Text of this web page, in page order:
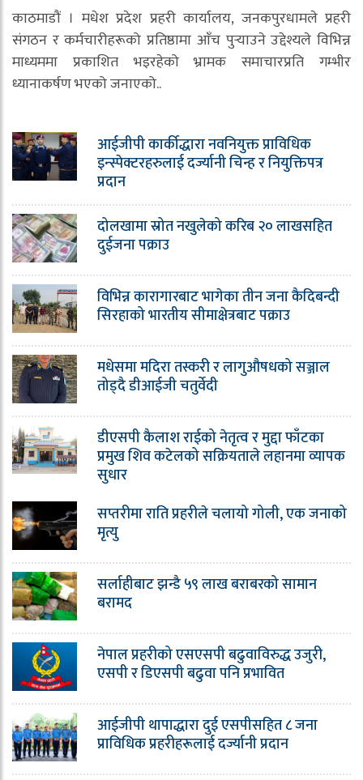
काठमाडौं । मधेश प्रदेश प्रहरी कार्यालय, जनकपुरधामले प्रहरी
संगठन र कर्मचारीहरूको प्रतिष्ठामा आँच पुर्‍याउने उद्देश्यले विभिन्न
माध्यममा प्रकाशित भइरहेको भ्रामक समाचारप्रति गम्भीर
ध्यानाकर्षण भएको जनाएको..
आईजीपी कार्कीद्धारा नवनियुक्त प्राविधिक
इन्स्पेक्टरहरुलाई दर्ज्यानी चिन्ह र नियुक्तिपत्र
प्रदान
दोलखामा स्रोत नखुलेको करिब २० लाखसहित
दुईजना पक्राउ
विभिन्न कारागारबाट भागेका तीन जना कैदिबन्दी
सिरहाको भारतीय सीमाक्षेत्रबाट पक्राउ
मधेसमा मदिरा तस्करी र लागुऔषधको सञ्जाल
तोड्दै डीआईजी चतुर्वेदी
डीएसपी कैलाश राईको नेतृत्व र मुद्दा फाँटका
प्रमुख शिव कटेलको सक्रियताले लहानमा व्यापक
सुधार
सप्तरीमा राति प्रहरीले चलायो गोली, एक जनाको
मृत्यु
सर्लाहीबाट झन्डै ५९ लाख बराबरको सामान
बरामद
नेपाल प्रहरीको एसएसपी बढुवाविरुद्ध उजुरी,
एसपी र डिएसपी बढुवा पनि प्रभावित
आईजीपी थापाद्धारा दुई एसपीसहित ८ जना
प्राविधिक प्रहरीहरूलाई दर्ज्यानी प्रदान